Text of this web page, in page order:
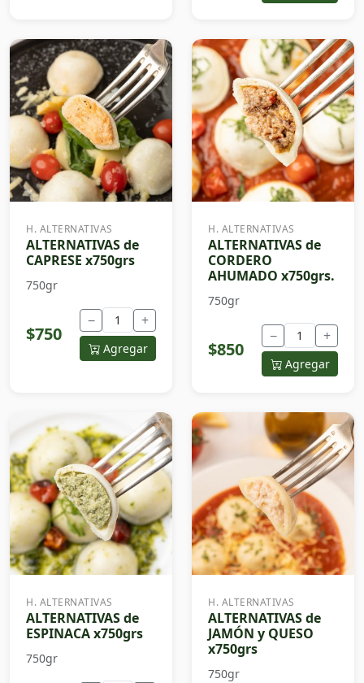
H. ALTERNATIVAS
ALTERNATIVAS de
CAPRESE x750grs
750gr
$750
− +
Agregar
H. ALTERNATIVAS
ALTERNATIVAS de
CORDERO
AHUMADO x750grs.
750gr
$850
− +
Agregar
H. ALTERNATIVAS
ALTERNATIVAS de
ESPINACA x750grs
750gr
H. ALTERNATIVAS
ALTERNATIVAS de
JAMÓN y QUESO
x750grs
750gr